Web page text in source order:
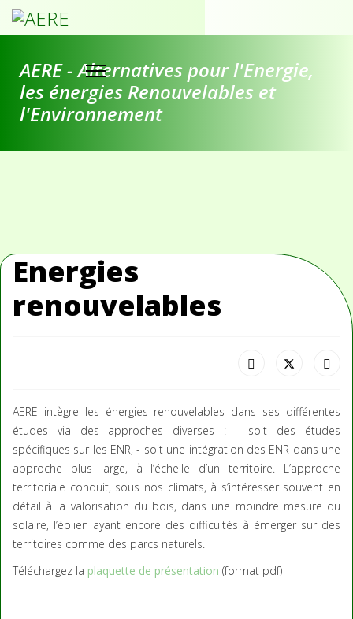
AERE - Alternatives pour l'Energie,
les énergies Renouvelables et
l'Environnement
Energies
renouvelables
AERE intègre les énergies renouvelables dans ses différentes
études via des approches diverses : - soit des études
spécifiques sur les ENR, - soit une intégration des ENR dans une
approche plus large, à l’échelle d’un territoire. L’approche
territoriale conduit, sous nos climats, à s’intéresser souvent en
détail à la valorisation du bois, dans une moindre mesure du
solaire, l’éolien ayant encore des difficultés à émerger sur des
territoires comme des parcs naturels.
Téléchargez la plaquette de présentation (format pdf)